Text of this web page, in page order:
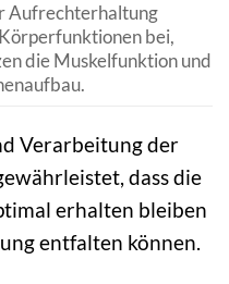
Aufrechterhaltung
bei,
die Muskelfunktion und
Verarbeitung der
dass die
erhalten bleiben
entfalten können.